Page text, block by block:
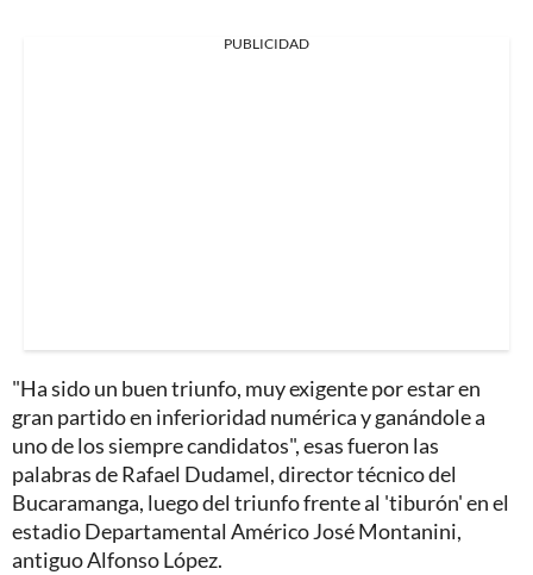
PUBLICIDAD
"Ha sido un buen triunfo, muy exigente por estar en
gran partido en inferioridad numérica y ganándole a
uno de los siempre candidatos", esas fueron las
palabras de Rafael Dudamel, director técnico del
Bucaramanga, luego del triunfo frente al 'tiburón' en el
estadio Departamental Américo José Montanini,
antiguo Alfonso López.